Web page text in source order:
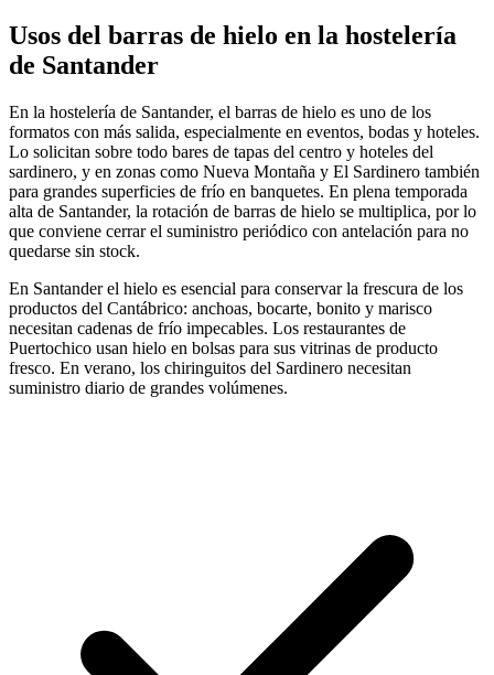
Usos del barras de hielo en la hostelería
de Santander
En la hostelería de Santander, el barras de hielo es uno de los
formatos con más salida, especialmente en eventos, bodas y hoteles.
Lo solicitan sobre todo bares de tapas del centro y hoteles del
sardinero, y en zonas como Nueva Montaña y El Sardinero también
para grandes superficies de frío en banquetes. En plena temporada
alta de Santander, la rotación de barras de hielo se multiplica, por lo
que conviene cerrar el suministro periódico con antelación para no
quedarse sin stock.
En Santander el hielo es esencial para conservar la frescura de los
productos del Cantábrico: anchoas, bocarte, bonito y marisco
necesitan cadenas de frío impecables. Los restaurantes de
Puertochico usan hielo en bolsas para sus vitrinas de producto
fresco. En verano, los chiringuitos del Sardinero necesitan
suministro diario de grandes volúmenes.